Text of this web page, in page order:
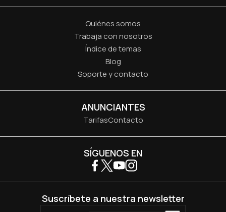
Quiénes somos
Trabaja con nosotros
Índice de temas
Blog
Soporte y contacto
ANUNCIANTES
TarifasContacto
SÍGUENOS EN
Suscríbete a nuestra newsletter